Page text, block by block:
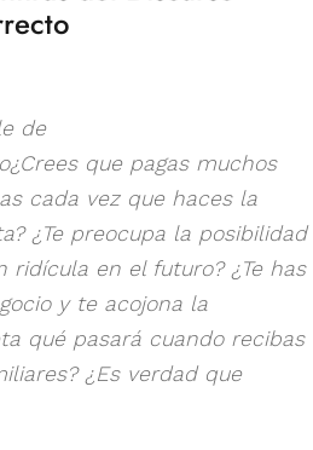
de
que pagas muchos
cada vez que haces la
¿Te preocupa la posibilidad
ridícula en el futuro? ¿Te has
y te acojona la
qué pasará cuando recibas
¿Es verdad que